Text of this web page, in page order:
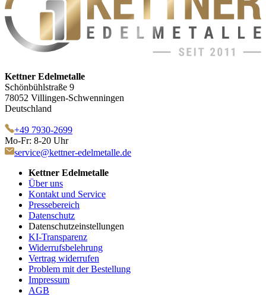
Kettner Edelmetalle
Schönbühlstraße 9
78052 Villingen-Schwenningen
Deutschland
+49 7930-2699
Mo-Fr: 8-20 Uhr
service@kettner-edelmetalle.de
Kettner Edelmetalle
Über uns
Kontakt und Service
Pressebereich
Datenschutz
Datenschutzeinstellungen
KI-Transparenz
Widerrufsbelehrung
Vertrag widerrufen
Problem mit der Bestellung
Impressum
AGB